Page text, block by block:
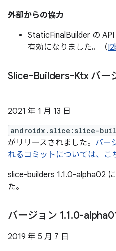
外部からの協力
StaticFinalBuilder の
有効になりました。（
Slice-Builders-Ktx バー
2021 年 1 月 13 日
androidx.slice:slice-
がリリースされました。 バー
れるコミットについては、こ
slice-builders 1.1.0-alpha02
た。
バージョン 1.1.0-
2019 年 5 月 7 日